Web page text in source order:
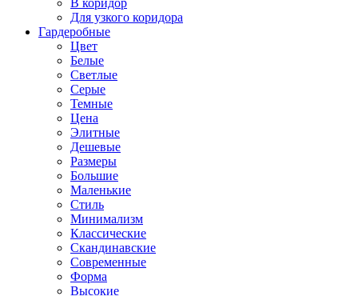
В коридор
Для узкого коридора
Гардеробные
Цвет
Белые
Светлые
Серые
Темные
Цена
Элитные
Дешевые
Размеры
Большие
Маленькие
Стиль
Минимализм
Классические
Скандинавские
Современные
Форма
Высокие